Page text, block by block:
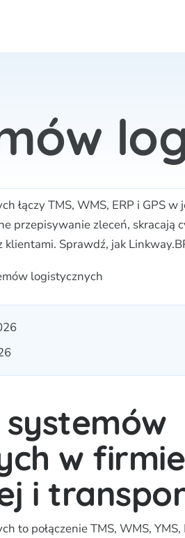
łączy TMS, WMS, ERP i GPS w
przepisywanie zleceń, skracają
Sprawdź, jak
logistycznych
w firmie
i
to połączenie TMS, WMS,